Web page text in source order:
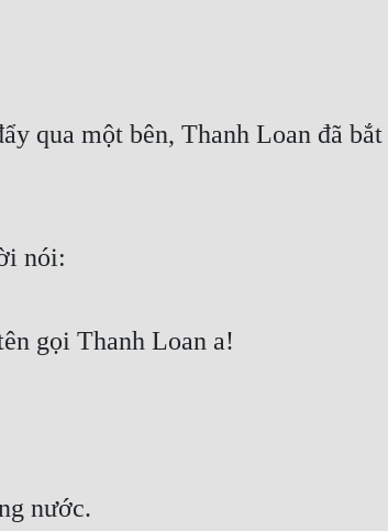
qua một bên, Thanh Loan đã
nói:
gọi Thanh Loan a!
nước.